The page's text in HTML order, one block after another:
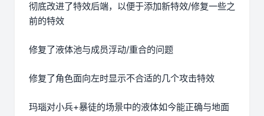
彻底改进了特效后端，以便于添加新特效/修复一些之
前的特效
修复了液体池与成员浮动/重合的问题
修复了角色面向左时显示不合适的几个攻击特效
玛瑙对小兵+暴徒的场景中的液体如今能正确与地面